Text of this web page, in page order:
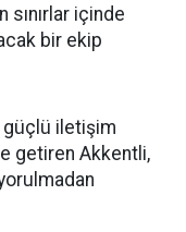
sınırlar içinde
bir ekip
güçlü iletişim
getiren Akkentli,